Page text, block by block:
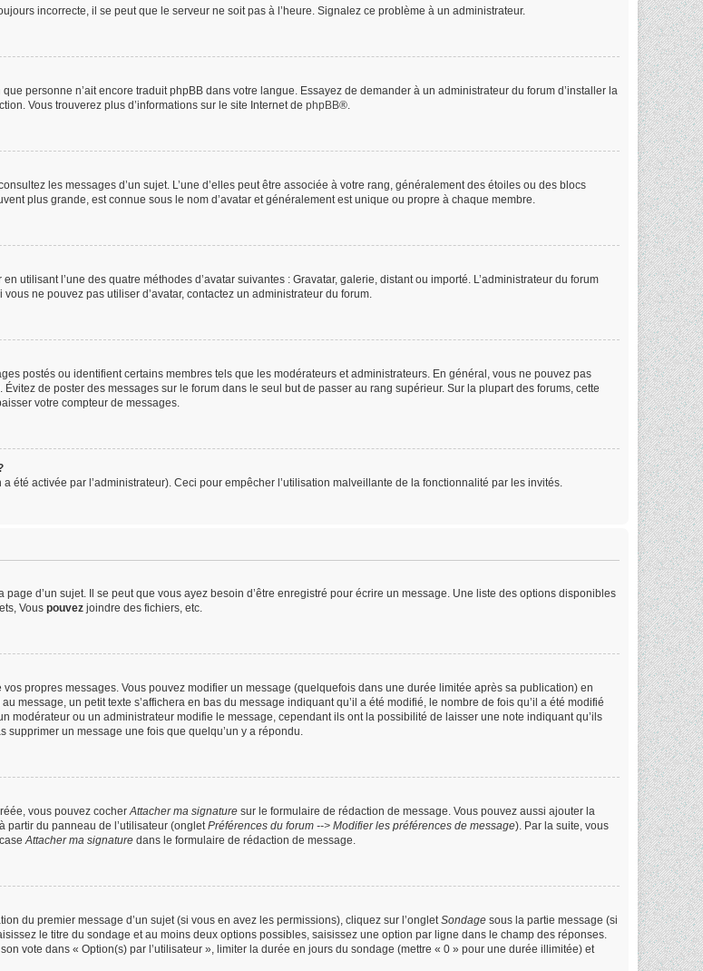
incorrecte, il se peut que le serveur ne soit pas à l’heure. Signalez ce problème à un administrateur.
personne n’ait encore traduit phpBB dans votre langue. Essayez de demander à un administrateur du forum d’installer la
Vous trouverez plus d’informations sur le site Internet de phpBB®.
les messages d’un sujet. L’une d’elles peut être associée à votre rang, généralement des étoiles ou des blocs
plus grande, est connue sous le nom d’avatar et généralement est unique ou propre à chaque membre.
utilisant l’une des quatre méthodes d’avatar suivantes : Gravatar, galerie, distant ou importé. L’administrateur du forum
ne pouvez pas utiliser d’avatar, contactez un administrateur du forum.
postés ou identifient certains membres tels que les modérateurs et administrateurs. En général, vous ne pouvez pas
de poster des messages sur le forum dans le seul but de passer au rang supérieur. Sur la plupart des forums, cette
votre compteur de messages.
été activée par l’administrateur). Ceci pour empêcher l’utilisation malveillante de la fonctionnalité par les invités.
d’un sujet. Il se peut que vous ayez besoin d’être enregistré pour écrire un message. Une liste des options disponibles
Vous pouvez joindre des fichiers, etc.
propres messages. Vous pouvez modifier un message (quelquefois dans une durée limitée après sa publication) en
message, un petit texte s’affichera en bas du message indiquant qu’il a été modifié, le nombre de fois qu’il a été modifié
modérateur ou un administrateur modifie le message, cependant ils ont la possibilité de laisser une note indiquant qu’ils
un message une fois que quelqu’un y a répondu.
vous pouvez cocherAttacher ma signature sur le formulaire de rédaction de message. Vous pouvez aussi ajouter la
partir du panneau de l’utilisateur (ongletPréférences du forum --> Modifier les préférences de message). Par la suite, vous
Attacher ma signature dans le formulaire de rédaction de message.
du premier message d’un sujet (si vous en avez les permissions), cliquez sur l’ongletSondage sous la partie message (si
le titre du sondage et au moins deux options possibles, saisissez une option par ligne dans le champ des réponses.
vote dans « Option(s) par l’utilisateur », limiter la durée en jours du sondage (mettre « 0 » pour une durée illimitée) et